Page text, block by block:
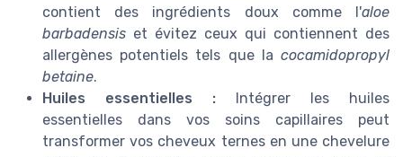
contient des ingrédients doux comme l'aloe
barbadensis et évitez ceux qui contiennent des
allergènes potentiels tels que la cocamidopropyl
betaine.
Huiles essentielles : Intégrer les huiles
essentielles dans vos soins capillaires peut
transformer vos cheveux ternes en une chevelure